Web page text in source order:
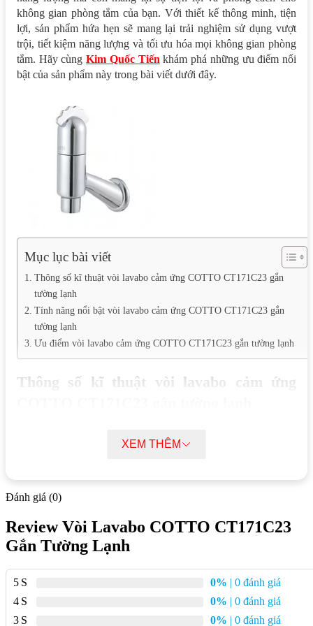
không gian phòng tắm của bạn. Với thiết kế thông minh, tiện
lợi, sản phẩm hứa hẹn sẽ mang lại trải nghiệm sử dụng vượt
trội, tiết kiệm năng lượng và tối ưu hóa mọi không gian phòng
tắm. Hãy cùngKim Quốc Tiến khám phá những ưu điểm nổi
bật của sản phẩm này trong bài viết dưới đây.
Mục lục bài viết
Thông số kĩ thuật vòi lavabo cảm ứng COTTO CT171C23 gắn
tường lạnh
Tính năng nổi bật vòi lavabo cảm ứng COTTO CT171C23 gắn
tường lạnh
Ưu điểm vòi lavabo cảm ứng COTTO CT171C23 gắn tường lạnh
Thông số kĩ thuật vòi lavabo cảm ứng
Dòng sản phẩm:
bàn
Chất liệu:Đồng thau mạ Nickel-Chrome
XEM THÊM
Đánh giá (0)
Review Vòi Lavabo COTTO CT171C23
Gắn Tường Lạnh
5 0% | 0 đánh giá
4
0% | 0 đánh giá
3
0% | 0 đánh giá